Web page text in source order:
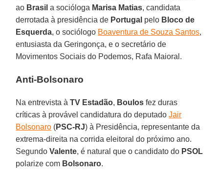
ao Brasil a socióloga Marisa Matias, candidata
derrotada à presidência de Portugal pelo Bloco de
Esquerda, o sociólogo Boaventura de Souza Santos,
entusiasta da Geringonça, e o secretário de
Movimentos Sociais do Podemos, Rafa Maioral.
Anti-Bolsonaro
Na entrevista àTV Estadão, Boulos fez duras
críticas à provável candidatura do deputadoJair
Bolsonaro (PSC-RJ) à Presidência, representante da
extrema-direita na corrida eleitoral do próximo ano.
SegundoValente, é natural que o candidato do PSOL
polarize com Bolsonaro.